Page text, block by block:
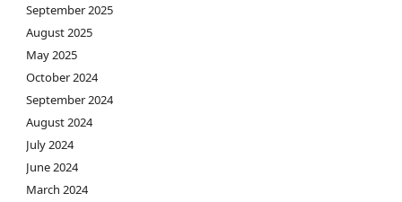
September 2025
August 2025
May 2025
October 2024
September 2024
August 2024
July 2024
June 2024
March 2024